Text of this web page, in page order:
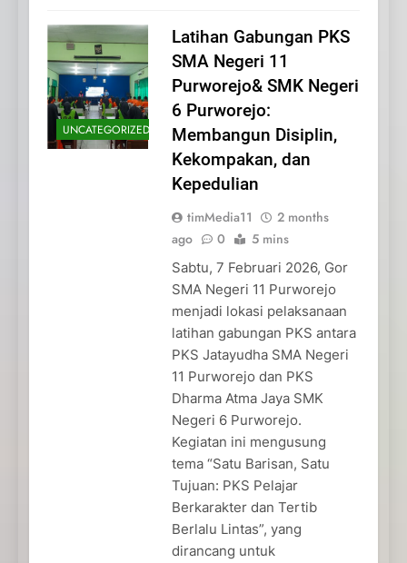
UNCATEGORIZED
Latihan Gabungan PKS
SMA Negeri 11
Purworejo& SMK Negeri
6 Purworejo:
Membangun Disiplin,
Kekompakan, dan
Kepedulian
timMedia11
2 months
ago
0 5 mins
Sabtu, 7 Februari 2026, Gor
SMA Negeri 11 Purworejo
menjadi lokasi pelaksanaan
latihan gabungan PKS antara
PKS Jatayudha SMA Negeri
11 Purworejo dan PKS
Dharma Atma Jaya SMK
Negeri 6 Purworejo.
Kegiatan ini mengusung
tema “Satu Barisan, Satu
Tujuan: PKS Pelajar
Berkarakter dan Tertib
Berlalu Lintas”, yang
dirancang untuk